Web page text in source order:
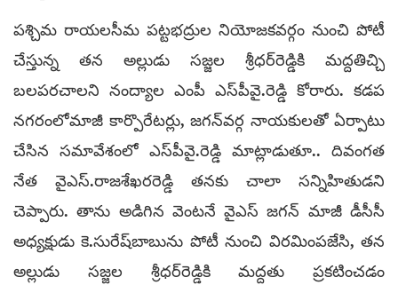
పశ్చిమ రాయలసీమ పట్టభద్రుల నియోజకవర్గం నుంచి పోటీ
చేస్తున్న తన అల్లుడు సజ్జల శ్రీధర్‌రెడ్డికి మద్దతిచ్చి
బలపరచాలని నంద్యాల ఎంపీ ఎస్‌పీవై.రెడ్డి కోరారు. కడప
నగరంలోమాజీ కార్పొరేటర్లు, జగన్‌వర్గ నాయకులతో ఏర్పాటు
చేసిన సమావేశంలో ఎస్‌పీవై.రెడ్డి మాట్లాడుతూ.. దివంగత
నేత వైఎస్.రాజశేఖరరెడ్డి తనకు చాలా సన్నిహితుడని
చెప్పారు. తాను అడిగిన వెంటనే వైఎస్ జగన్ మాజీ డీసీసీ
అధ్యక్షుడు కె.సురేష్‌బాబును పోటీ నుంచి విరమింపజేసి, తన
అల్లుడు సజ్జల శ్రీధర్‌రెడ్డికి మద్దతు ప్రకటించడం